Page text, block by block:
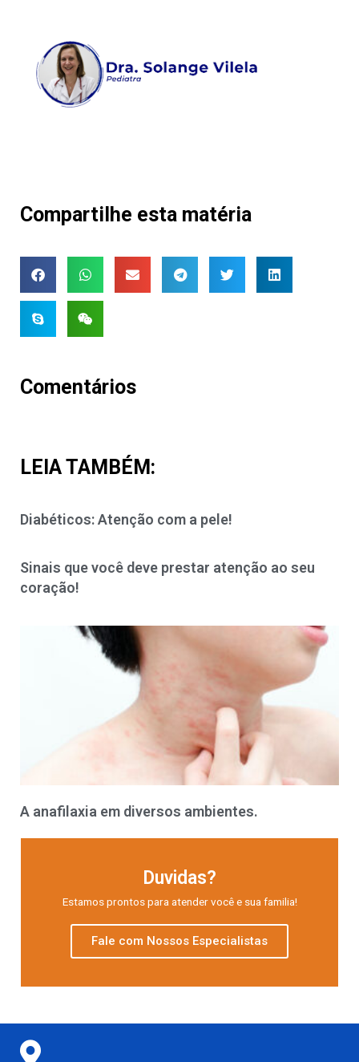
Compartilhe esta matéria
Comentários
LEIA TAMBÉM:
Diabéticos: Atenção com a pele!
Sinais que você deve prestar atenção ao seu
coração!
A anafilaxia em diversos ambientes.
Duvidas?
Estamos prontos para atender você e sua familia!
Fale com Nossos Especialistas